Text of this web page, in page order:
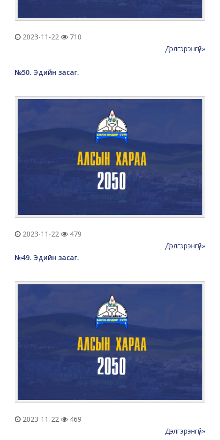
2023-11-22
710
Дэлгэрэнгүй»
№50. Эдийн засаг.
2023-11-22
479
Дэлгэрэнгүй»
№49. Эдийн засаг.
2023-11-22
469
Дэлгэрэнгүй»